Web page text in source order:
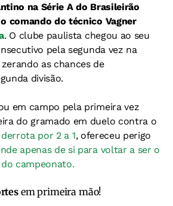
na Série A do Brasileirão
comando do técnico Vagner
. O clube paulista chegou ao seu
pela segunda vez na
as chances de
divisão.
em campo pela primeira vez
do gramado em duelo contra o
por 2 a 1, ofereceu perigo
apenas de si para voltar a ser o
campeonato.
em primeira mão!